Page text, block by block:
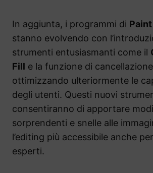
In aggiunta, i programmi di Paint
stanno evolvendo con
strumenti entusiasmanti come il
Fill e la funzione di
ottimizzando ulteriormente le
degli utenti. Questi nuovi
consentiranno di apportare
sorprendenti e snelle alle
l’editing più accessibile anche
esperti.